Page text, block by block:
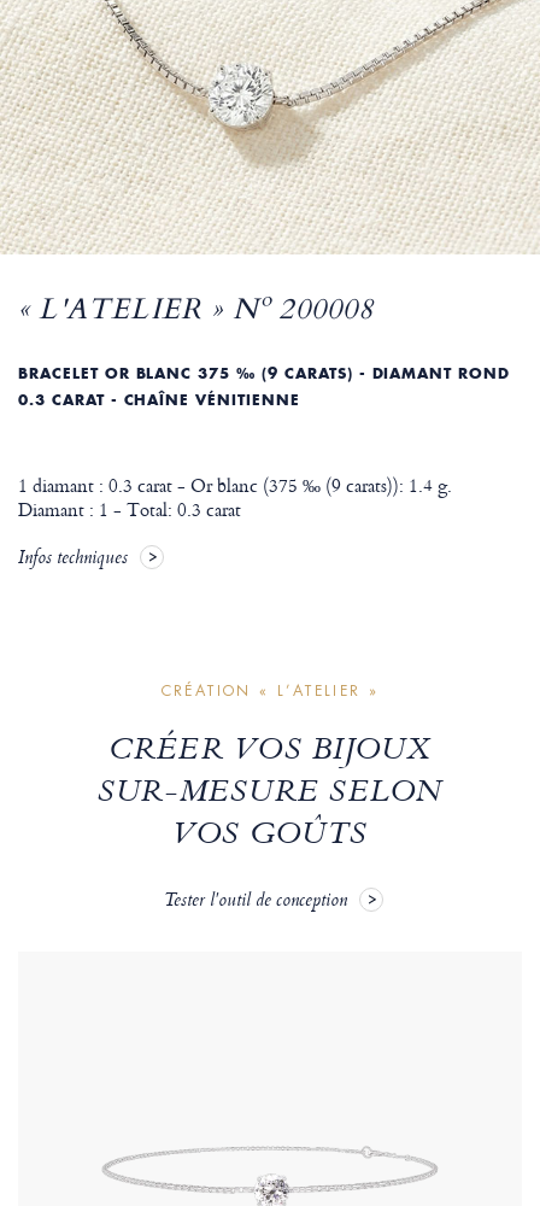
« L'ATELIER » Nº 200008
BRACELET OR BLANC 375 ‰ (9 CARATS) - DIAMANT ROND
0.3 CARAT - CHAÎNE VÉNITIENNE
1 diamant : 0.3 carat - Or blanc (375 ‰ (9 carats)): 1.4 g.
Diamant : 1 - Total: 0.3 carat
Infos techniques
CRÉATION « L’ATELIER »
CRÉER VOS BIJOUX
SUR-MESURE SELON
VOS GOÛTS
Tester l'outil de conception